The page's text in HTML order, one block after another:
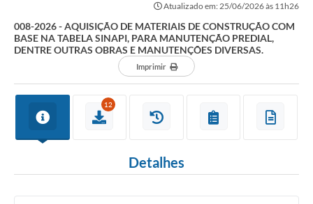
Atualizado em: 25/06/2026 às 11h26
008-2026 - AQUISIÇÃO DE MATERIAIS DE CONSTRUÇÃO COM
BASE NA TABELA SINAPI, PARA MANUTENÇÃO PREDIAL,
DENTRE OUTRAS OBRAS E MANUTENÇÕES DIVERSAS.
Imprimir
12
Detalhes